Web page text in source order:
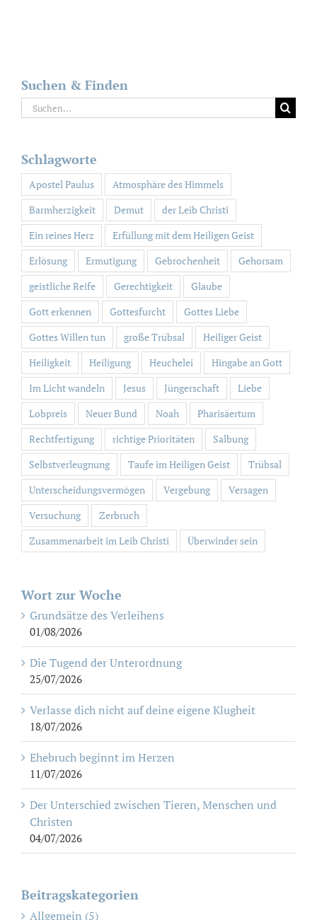
Suchen & Finden
Suche
nach:
Schlagworte
Apostel Paulus
Atmosphäre des Himmels
Barmherzigkeit
Demut
der Leib Christi
Ein reines Herz
Erfüllung mit dem Heiligen Geist
Erlösung
Ermutigung Gebrochenheit
Gehorsam
geistliche Reife
Gerechtigkeit
Glaube
Gott erkennen
Gottesfurcht
Gottes Liebe
Gottes Willen tun
große Trübsal
Heiliger Geist
Heiligkeit
Heiligung Heuchelei
Hingabe an Gott
Im Licht wandeln
Jesus Jüngerschaft
Liebe
Lobpreis
Neuer Bund Noah
Pharisäertum
Rechtfertigung
richtige Prioritäten
Salbung
Selbstverleugnung
Taufe im Heiligen Geist
Trübsal
Unterscheidungsvermögen
Vergebung
Versagen
Versuchung
Zerbruch
Zusammenarbeit im Leib Christi
Überwinder sein
Wort zur Woche
Grundsätze des Verleihens
01/08/2026
Die Tugend der Unterordnung
25/07/2026
Verlasse dich nicht auf deine eigene Klugheit
18/07/2026
Ehebruch beginnt im Herzen
11/07/2026
Der Unterschied zwischen Tieren, Menschen und
Christen
04/07/2026
Beitragskategorien
Allgemein (5)